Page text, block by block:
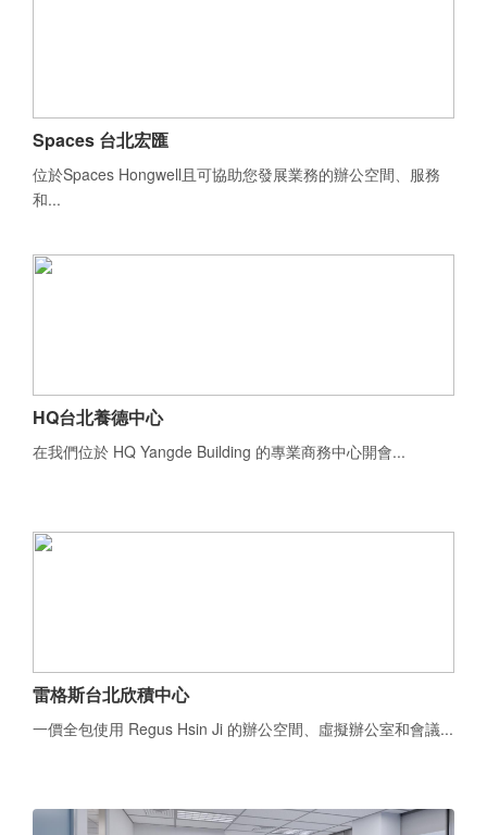
Spaces 台北宏匯
位於Spaces Hongwell且可協助您發展業務的辦公空間、服務
和...
HQ台北養德中心
在我們位於 HQ Yangde Building 的專業商務中心開會...
雷格斯台北欣積中心
一價全包使用 Regus Hsin Ji 的辦公空間、虛擬辦公室和會議...